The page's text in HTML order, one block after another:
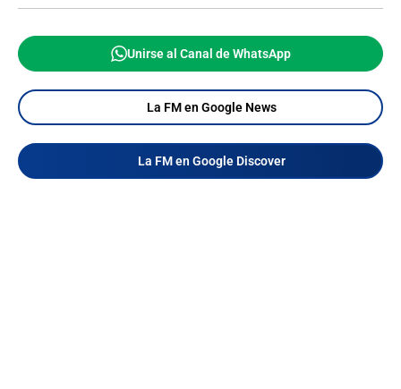
Unirse al Canal de WhatsApp
La FM en Google News
La FM en Google Discover